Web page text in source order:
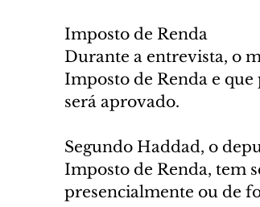
Imposto de Renda
Durante a entrevista, o
Imposto de Renda e que
será aprovado.
Segundo Haddad, o
Imposto de Renda, tem
presencialmente ou de